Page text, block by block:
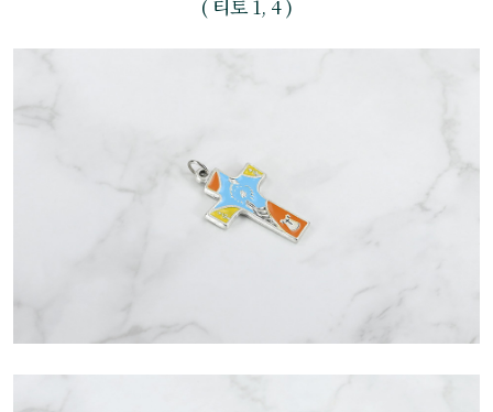
( 티토 1, 4 )